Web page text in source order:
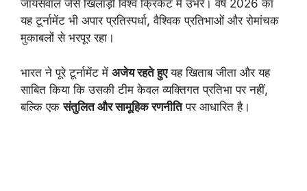
जायसवाल जैसे खिलाड़ी विश्व क्रिकेट में उभरे। वर्ष 2026 का
यह टूर्नामेंट भी अपार प्रतिस्पर्धा, वैश्विक प्रतिभाओं और रोमांचक
मुकाबलों से भरपूर रहा।
भारत ने पूरे टूर्नामेंट में अजेय रहते हुएयह खिताब जीता और यह
साबित किया कि उसकी टीम केवल व्यक्तिगत प्रतिभा पर नहीं,
बल्कि एकसंतुलित और सामूहिक रणनीतिपर आधारित है।